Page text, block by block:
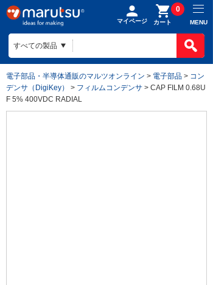
マイページ カート
0
MENU
電子部品・半導体通販のマルツオンライン > 電子部品 > コン
デンサ（DigiKey）
> フィルムコンデンサ > CAP FILM 0.68U
F 5% 400VDC RADIAL